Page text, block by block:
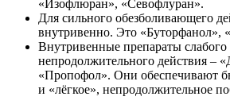
«Изофлюран», «Севофлуран».
Для сильного обезболивающего
внутривенно. Это «Буторфанол»,
Внутривенные препараты слабого
непродолжительного действия –
«Пропофол». Они обеспечивают
и «лёгкое», непродолжительное